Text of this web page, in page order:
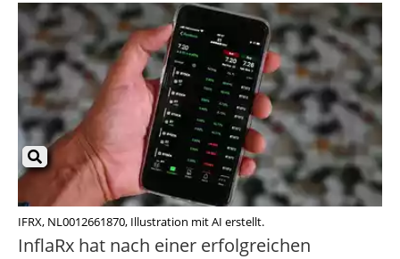
IFRX, NL0012661870, Illustration mit AI erstellt.
InflaRx hat nach einer erfolgreichen